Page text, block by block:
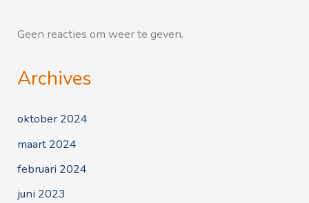
Geen reacties om weer te geven.
Archives
oktober 2024
maart 2024
februari 2024
juni 2023